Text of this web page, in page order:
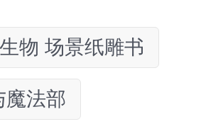
物 场景纸雕书
魔法部